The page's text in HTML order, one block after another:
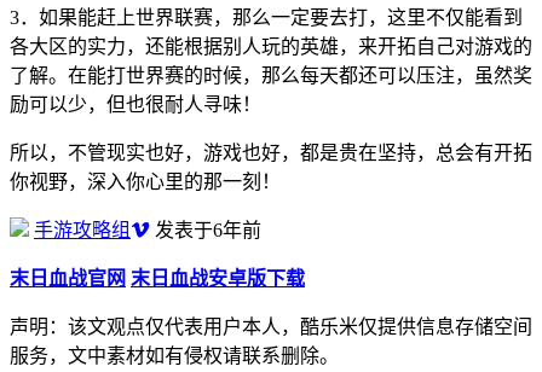
3．如果能赶上世界联赛，那么一定要去打，这里不仅能看到
各大区的实力，还能根据别人玩的英雄，来开拓自己对游戏的
了解。在能打世界赛的时候，那么每天都还可以压注，虽然奖
励可以少，但也很耐人寻味！
所以，不管现实也好，游戏也好，都是贵在坚持，总会有开拓
你视野，深入你心里的那一刻！
手游攻略组 发表于6年前
末日血战官网 末日血战安卓版下载
声明：该文观点仅代表用户本人，酷乐米仅提供信息存储空间
服务，文中素材如有侵权请联系删除。